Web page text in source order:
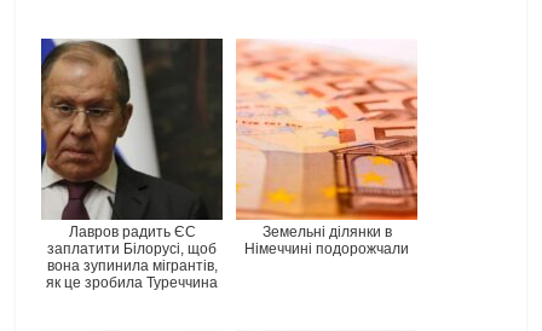
Лавров радить ЄС
заплатити Білорусі, щоб
вона зупинила мігрантів,
як це зробила Туреччина
Земельні ділянки в
Німеччині подорожчали